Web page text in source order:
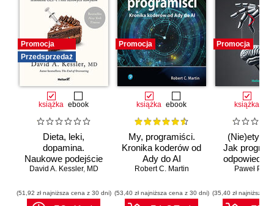
Promocja
Przedsprzedaż
książka ebook
Dieta, leki,
dopamina.
Naukowe podejście
do uzależnienia od
GLP-1 i roli
zdrowych nawyków
David A. Kessler, MD
(51,92 zł najniższa cena z 30 dni)
Promocja
książka ebook
My, programiści.
Kronika koderów od
Ady do AI
Robert C. Martin
(53,40 zł najniższa cena z 30 dni)
Promocja
książka
Jak
erze
Paweł
(35,40 zł najniższa